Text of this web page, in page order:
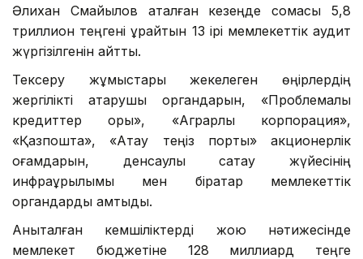
Әлихан Смайылов аталған кезеңде сомасы 5,8
триллион теңгені құрайтын 13 ірі мемлекеттік аудит
жүргізілгенін айтты.
Тексеру жұмыстары жекелеген өңірлердің
жергілікті атқарушы органдарын, «Проблемалық
кредиттер қоры», «Аграрлық корпорация»,
«Қазпошта», «Ақтау теңіз порты» акционерлік
қоғамдарын, денсаулық сақтау жүйесінің
инфрақұрылымы мен бірқатар мемлекеттік
органдарды қамтыды.
Анықталған кемшіліктерді жою нәтижесінде
мемлекет бюджетіне 128 миллиард теңге